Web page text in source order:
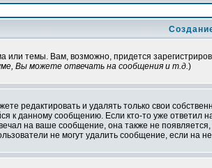
или темы. Вам, возможно, придется
Вы можете отвечать на сообщения и т.д.)
редактировать и удалять только свои
к данному сообщению. Если кто-то уже ответил
на ваше сообщение, она также не
не могут удалить сообщение, если на